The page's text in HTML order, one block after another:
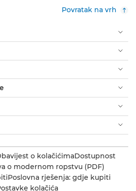
Povratak na vrh
o kolačićimaDostupnost
o modernom ropstvu (PDF)
Poslovna rješenja: gdje kupiti
kolačića